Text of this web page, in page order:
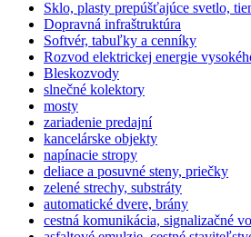
Sklo, plasty prepúšťajúce svetlo,
Dopravná infraštruktúra
Softvér, tabuľky a cenníky
Rozvod elektrickej energie
Bleskozvody
slnečné kolektory
mosty
zariadenie predajní
kancelárske objekty
napínacie stropy
deliace a posuvné steny, priečky
zelené strechy, substráty
automatické dvere, brány
cestná komunikácia, signalizačné